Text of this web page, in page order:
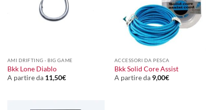
AMI DRIFTING - BIG GAME
Bkk Lone Diablo
A partire da 11,50€
ACCESSORI DA PESCA
Bkk Solid Core Assist
A partire da 9,00€